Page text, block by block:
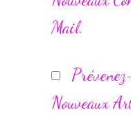
Mail.
Nouveaux